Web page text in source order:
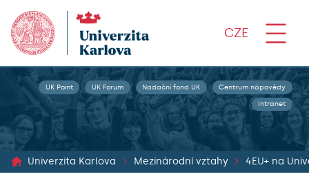
CZE
UK Point UK Forum Nadační fond UK Centrum nápovědy
Intranet
Univerzita Karlova Mezinárodní vztahy